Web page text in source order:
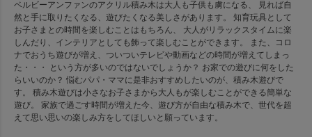
ベルビーアンファンのアクリル積み木は大人も子供も虜になる、 見れば自
然と手に取りたくなる、遊びたくなる美しさがあります。 知育玩具として
お子さまとの時間を楽しむことはもちろん、 大人がリラックスタイムに楽
しんだり、インテリアとしても飾って楽しむことができます。 また、コロ
ナでおうち遊びが増え、ついついテレビや動画などの時間が増えてしまっ
た・・・ という方が多いのではないでしょうか？ お家での遊びに何をした
らいいのか？ 悩むパパ・ママに是非おすすめしたいのが、積み木遊びで
す。 積み木遊びは小さなお子さまから大人もが楽しむことができる簡単な
遊び。 家族で過ごす時間が増えた今、遊び方が自由な積み木で、世代を超
えて思い思いの楽しみ方をしてほしいと願っています。